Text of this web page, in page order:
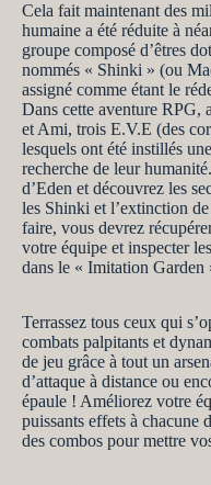
Cela fait maintenant des
humaine a été réduite à
groupe composé d’êtres
nommés « Shinki » (ou
assigné comme étant le
Dans cette aventure RPG,
et Ami, trois E.V.E (des
lesquels ont été instillés
recherche de leur
d’Eden et découvrez les
les Shinki et l’extinction
faire, vous devrez
votre équipe et inspecter
dans le « Imitation Garden
Terrassez tous ceux qui
combats palpitants et
de jeu grâce à tout un
d’attaque à distance ou
épaule ! Améliorez votre
puissants effets à chacune
des combos pour mettre